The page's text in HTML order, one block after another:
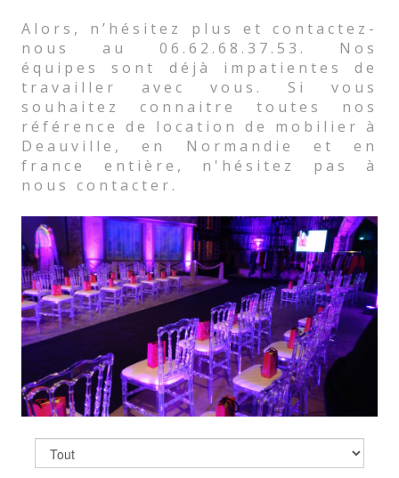
Alors, n’hésitez plus et contactez-
nous au 06.62.68.37.53. Nos
équipes sont déjà impatientes de
travailler avec vous. Si vous
souhaitez connaitre toutes nos
référence de location de mobilier à
Deauville, en Normandie et en
france entière, n'hésitez pas à
nous contacter.